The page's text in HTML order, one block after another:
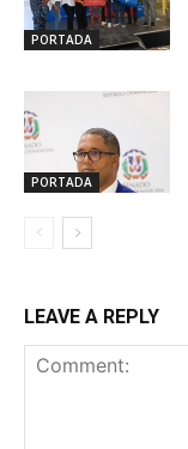
PORTADA
PORTADA
LEAVE A REPLY